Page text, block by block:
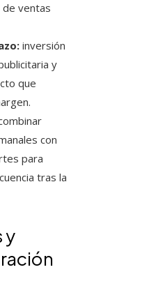
de ventas
inversión
y
que
con
para
tras la
y